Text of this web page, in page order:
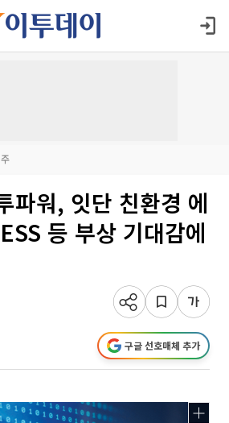
파워, 잇단 친환경 에
등 부상 기대감에
구글 선호매체 추가